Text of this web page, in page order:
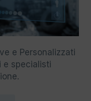
e Personalizzati
e specialisti